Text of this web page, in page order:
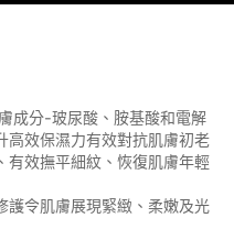
成分-玻尿酸、胺基酸和電解
高效保濕力有效對抗肌膚初老
有效撫平細紋、恢復肌膚年輕
護令肌膚展現緊緻、柔嫩及光